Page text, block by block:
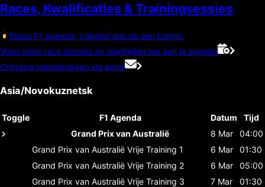
Races, Kwalificaties & Trainingsessies
Steun F1 agenda, trakteer ons op een biertje.
Voeg deze race datums en starttijden toe aan je agenda
Ontvang herinneringen via email
Asia/Novokuznetsk
Toggle F1 Agenda Datum
Tijd
Grand Prix van Australië
8 Mar
04:00
Grand Prix van Australië Vrije Training 1 6 Mar
01:30
Grand Prix van Australië Vrije Training 2 6 Mar
05:00
Grand Prix van Australië Vrije Training 3 7 Mar
01:30